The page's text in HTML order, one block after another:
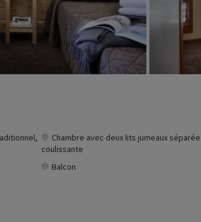
luge de 6 km de long, et une autre plus petite
Chambre avec deux lits jumeaux
coulissante
Balcon